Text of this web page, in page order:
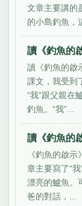
文章主要講的
的小島釣魚，
讀《釣魚的
讀《釣魚的啟
課文，我受到
“我”跟父親在
釣魚。“我”...
讀《釣魚的
《釣魚的啟
章主要寫了“
漂亮的鱸魚。
爸的對話，...